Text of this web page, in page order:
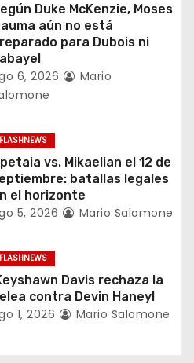
Duke McKenzie, Moses
aún no está
para Dubois ni
6, 2026
Mario
FLASHNEWS
vs. Mikaelian el 12 de
batallas legales
el horizonte
5, 2026 Mario Salomone
FLASHNEWS
Davis rechaza la
contra Devin Haney!
1, 2026 Mario Salomone